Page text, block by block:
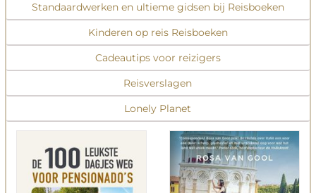
Standaardwerken en ultieme gidsen bij Reisboeken
Kinderen op reis Reisboeken
Cadeautips voor reizigers
Reisverslagen
Lonely Planet